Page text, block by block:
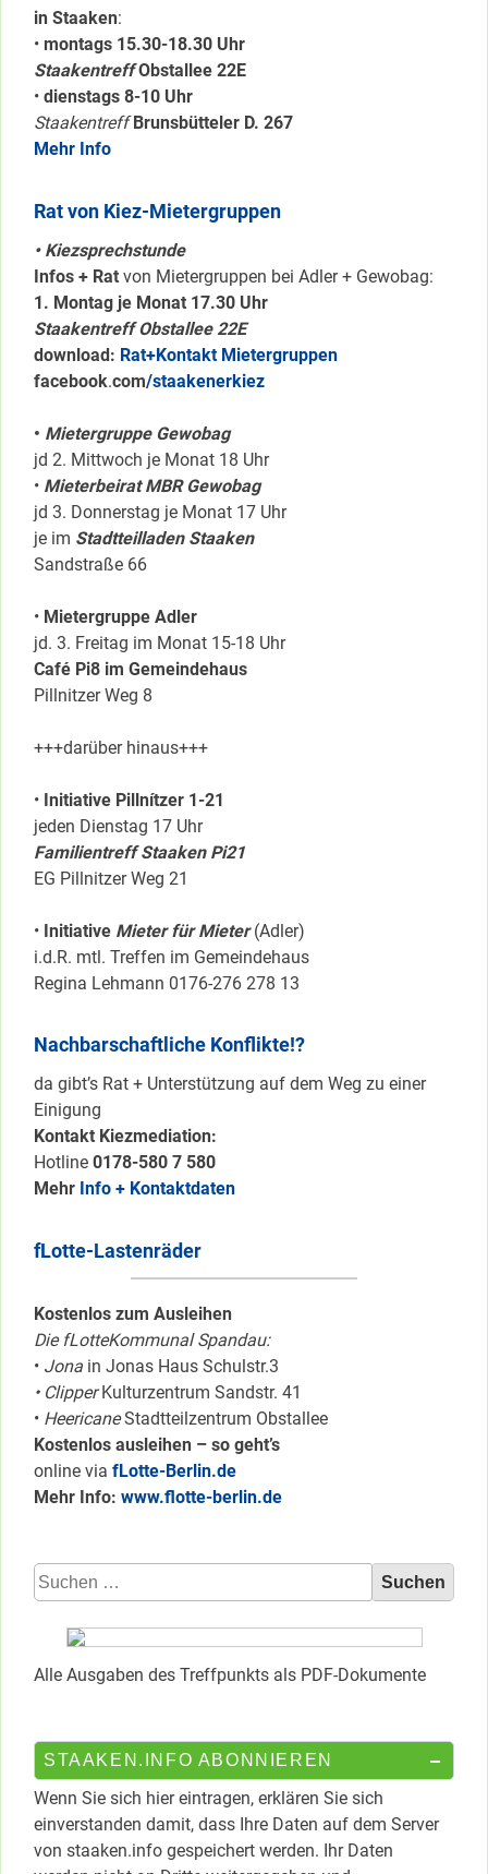
in Staaken:
• montags 15.30-18.30 Uhr
Staakentreff Obstallee 22E
• dienstags 8-10 Uhr
Staakentreff Brunsbütteler D. 267
Mehr Info
Rat von Kiez-Mietergruppen
• Kiezsprechstunde
Infos + Rat von Mietergruppen bei Adler + Gewobag:
1. Montag je Monat 17.30 Uhr
Staakentreff Obstallee 22E
download: Rat+Kontakt Mietergruppen
facebook.com/staakenerkiez
• Mietergruppe Gewobag
jd 2. Mittwoch je Monat 18 Uhr
• Mieterbeirat MBR Gewobag
jd 3. Donnerstag je Monat 17 Uhr
je im Stadtteilladen Staaken
Sandstraße 66
• Mietergruppe Adler
jd. 3. Freitag im Monat 15-18 Uhr
Café Pi8 im Gemeindehaus
Pillnitzer Weg 8
+++darüber hinaus+++
• Initiative Pillnítzer 1-21
jeden Dienstag 17 Uhr
Familientreff Staaken Pi21
EG Pillnitzer Weg 21
• Initiative Mieter für Mieter(Adler)
i.d.R. mtl. Treffen im Gemeindehaus
Regina Lehmann 0176-276 278 13
Nachbarschaftliche Konflikte!?
da gibt’s Rat + Unterstützung auf dem Weg zu einer
Einigung
Kontakt Kiezmediation:
Hotline 0178-580 7 580
Mehr Info + Kontaktdaten
fLotte-Lastenräder
Kostenlos zum Ausleihen
Die fLotteKommunal Spandau:
• Jona in Jonas Haus Schulstr.3
• ClipperKulturzentrum Sandstr. 41
• HeericaneStadtteilzentrum Obstallee
Kostenlos ausleihen – so geht’s
online via fLotte-Berlin.de
Mehr Info: www.flotte-berlin.de
Suchen
nach:
Alle Ausgaben des Treffpunkts als PDF-Dokumente
STAAKEN.INFO ABONNIEREN
Wenn Sie sich hier eintragen, erklären Sie sich
einverstanden damit, dass Ihre Daten auf dem Server
von staaken.info gespeichert werden. Ihr Daten